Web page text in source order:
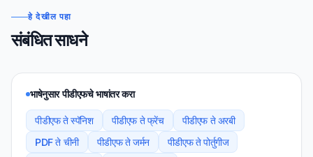
हे देखील पहा
संबंधित साधने
भाषेनुसार पीडीएफचे भाषांतर करा
पीडीएफ ते स्पॅनिश पीडीएफ ते फ्रेंच
पीडीएफ ते अरबी
PDF ते चीनी
पीडीएफ ते जर्मन
पीडीएफ ते पोर्तुगीज